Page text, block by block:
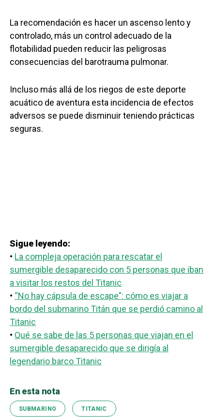
La recomendación es hacer un ascenso lento y
controlado, más un control adecuado de la
flotabilidad pueden reducir las peligrosas
consecuencias del barotrauma pulmonar.
Incluso más allá de los riegos de este deporte
acuático de aventura esta incidencia de efectos
adversos se puede disminuir teniendo prácticas
seguras.
Sigue leyendo:
• La compleja operación para rescatar el
sumergible desaparecido con 5 personas que iban
a visitar los restos del Titanic
• “No hay cápsula de escape”: cómo es viajar a
bordo del submarino Titán que se perdió camino al
Titanic
• Qué se sabe de las 5 personas que viajan en el
sumergible desaparecido que se dirigía al
legendario barco Titanic
En esta nota
SUBMARINO TITANIC